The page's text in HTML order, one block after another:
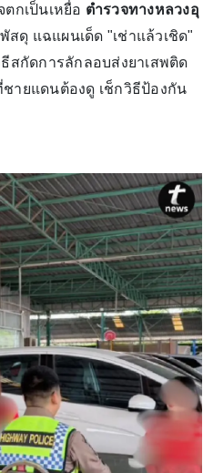
กเป็นเหยื่อ ตำรวจทางหลวงอุ
สดุ แฉแผนเด็ด "เช่าแล้วเชิด"
สกัดการลักลอบส่งยาเสพติด
ายแดนต้องดู เช็กวิธีป้องกัน